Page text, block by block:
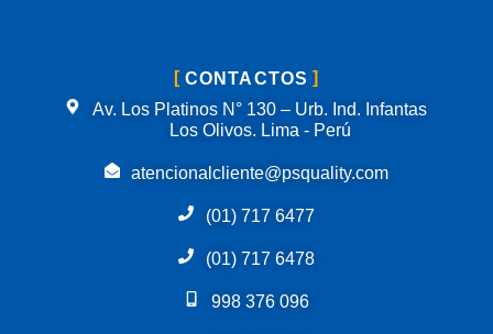
CONTACTOS
Av. Los Platinos N° 130 – Urb. Ind. Infantas
Los Olivos. Lima - Perú
atencionalcliente@psquality.com
(01) 717 6477
(01) 717 6478
998 376 096